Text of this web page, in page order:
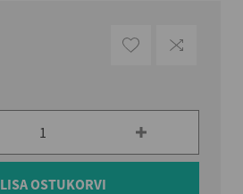
LISA OSTUKORVI